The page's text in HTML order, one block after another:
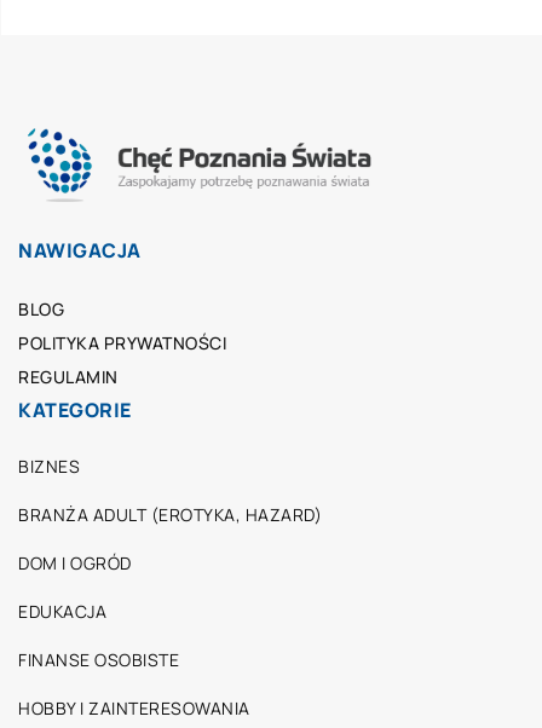
NAWIGACJA
BLOG
POLITYKA PRYWATNOŚCI
REGULAMIN
KATEGORIE
BIZNES
BRANŻA ADULT (EROTYKA, HAZARD)
DOM I OGRÓD
EDUKACJA
FINANSE OSOBISTE
HOBBY I ZAINTERESOWANIA